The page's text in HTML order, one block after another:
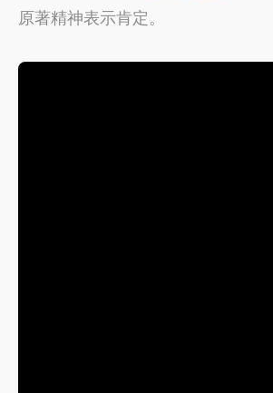
原著精神表示肯定。